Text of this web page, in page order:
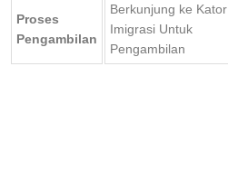
Proses
Pengambilan
Berkunjung ke Kator
Imigrasi Untuk
Pengambilan